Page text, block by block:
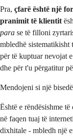
Pra, çfarë është një
pranimit të klientit
para se të filloni
mbledhë
për të kuptuar nevojat
dhe për t'u përgatitur
Mendojeni si një
Është e rëndësishme
në faqen tuaj të
dixhitale - mbledh një